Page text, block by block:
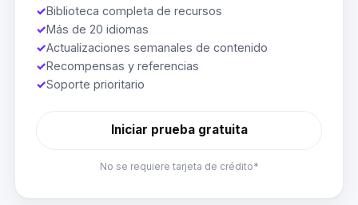
✓Biblioteca completa de recursos
✓Más de 20 idiomas
✓Actualizaciones semanales de contenido
✓Recompensas y referencias
✓Soporte prioritario
Iniciar prueba gratuita
No se requiere tarjeta de crédito*